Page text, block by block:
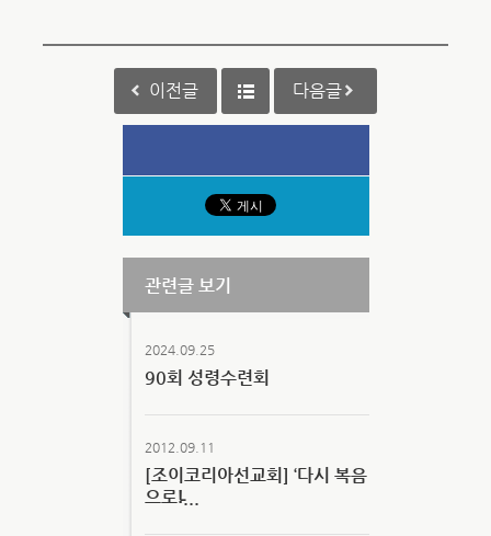
이전글 다음글
관련글 보기
2024.09.25
90회 성령수련회
2012.09.11
[조이코리아선교회] ‘다시 복음
으로!̵...